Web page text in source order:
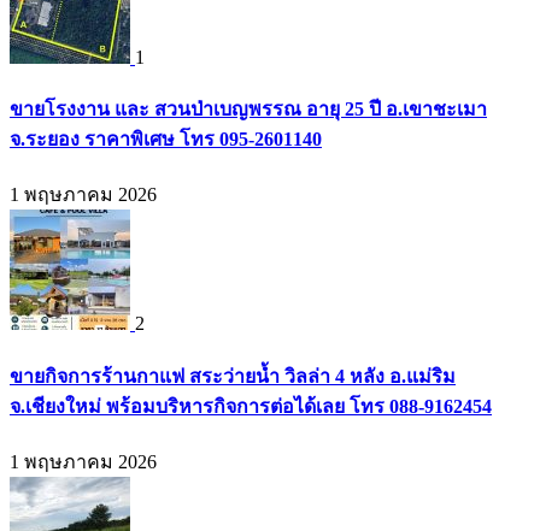
1
ขายโรงงาน และ สวนป่าเบญพรรณ อายุ 25 ปี อ.เขาชะเมา
จ.ระยอง ราคาพิเศษ โทร 095-2601140
1 พฤษภาคม 2026
2
ขายกิจการร้านกาแฟ สระว่ายน้ำ วิลล่า 4 หลัง อ.แม่ริม
จ.เชียงใหม่ พร้อมบริหารกิจการต่อได้เลย โทร 088-9162454
1 พฤษภาคม 2026